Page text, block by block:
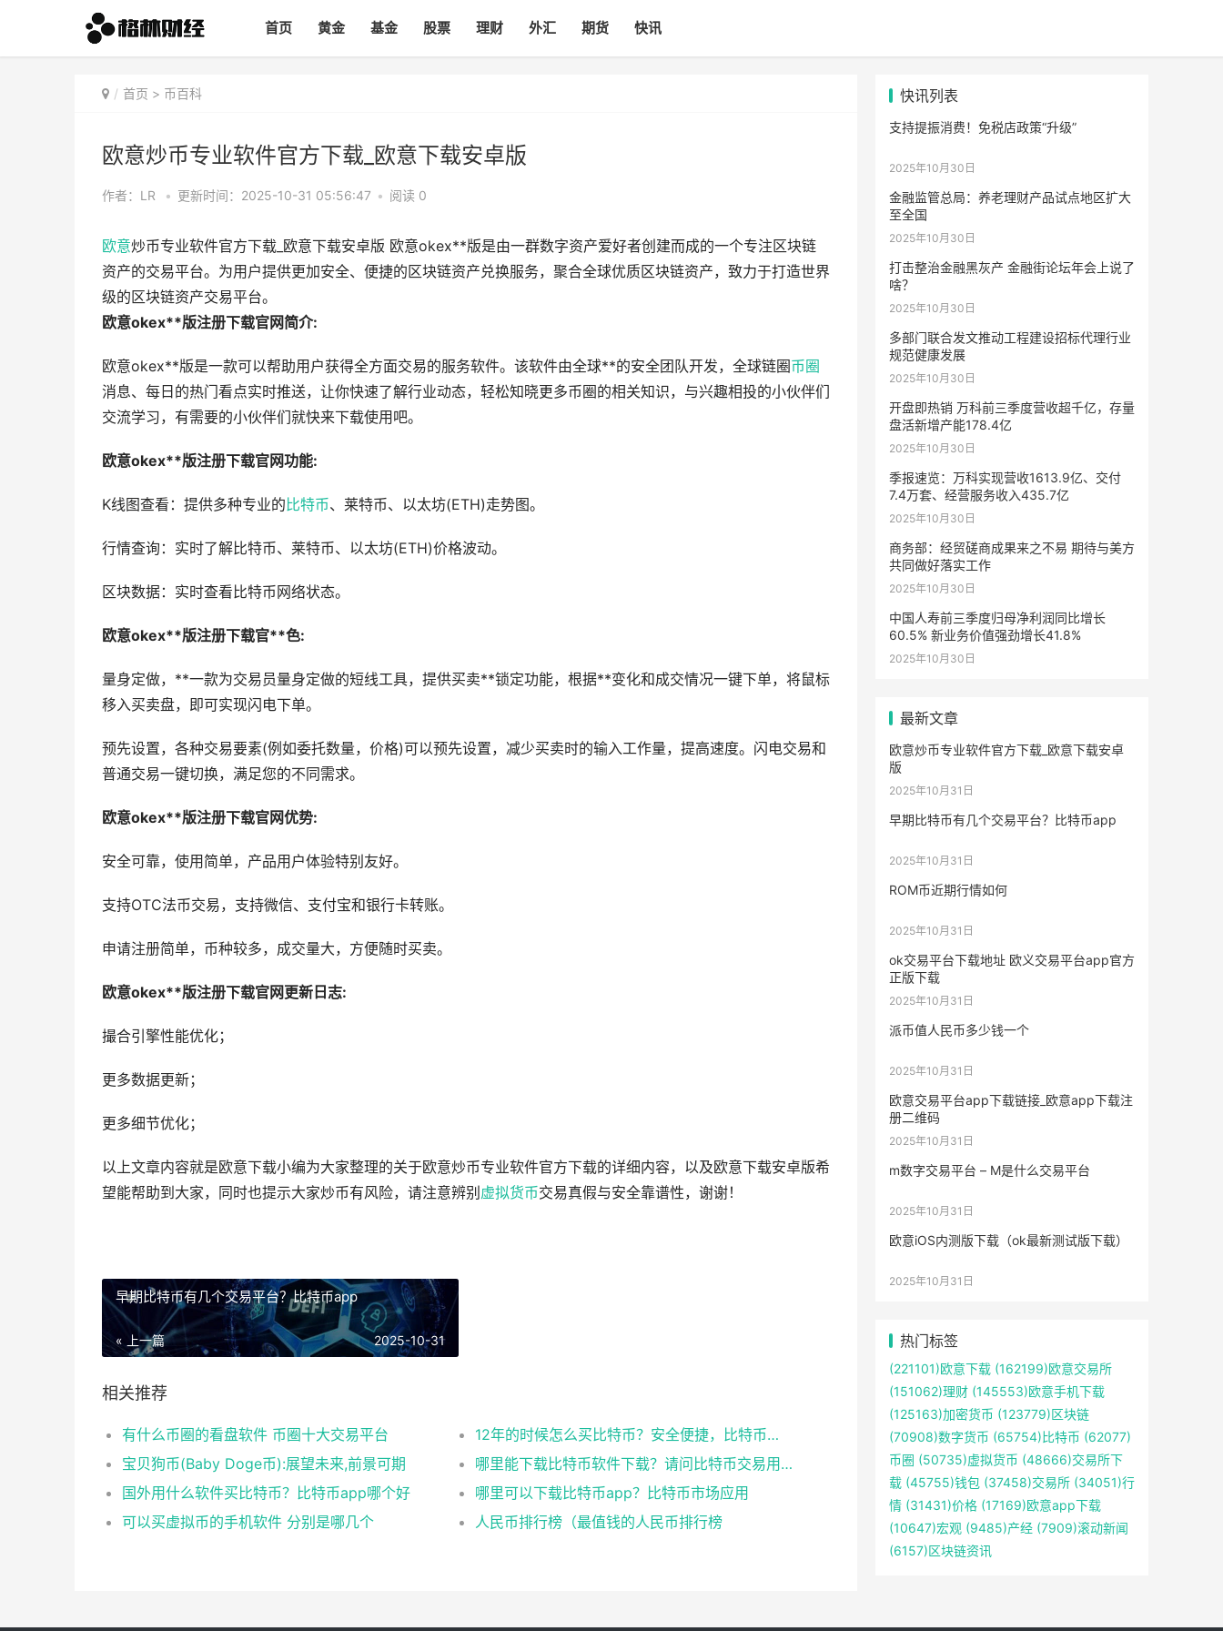
首页 黄金 基金 股票 理财 外汇 期货 快讯
首页 > 币百科
欧意炒币专业软件官方下载_欧意下载安卓版
作者：LR • 更新时间：2025-10-31 05:56:47 • 阅读 0
欧意炒币专业软件官方下载_欧意下载安卓版 欧意okex**版是由一群数字资产爱好者创建而成的一个专注区块链
资产的交易平台。为用户提供更加安全、便捷的区块链资产兑换服务，聚合全球优质区块链资产，致力于打造世界
级的区块链资产交易平台。
欧意okex**版注册下载官网简介:
欧意okex**版是一款可以帮助用户获得全方面交易的服务软件。该软件由全球**的安全团队开发，全球链圈币圈
消息、每日的热门看点实时推送，让你快速了解行业动态，轻松知晓更多币圈的相关知识，与兴趣相投的小伙伴们
交流学习，有需要的小伙伴们就快来下载使用吧。
欧意okex**版注册下载官网功能:
K线图查看：提供多种专业的 比特币、莱特币、以太坊(ETH)走势图。
行情查询：实时了解比特币、莱特币、以太坊(ETH)价格波动。
区块数据：实时查看比特币网络状态。
欧意okex**版注册下载官**色:
量身定做，**一款为交易员量身定做的短线工具，提供买卖**锁定功能，根据**变化和成交情况一键下单，将鼠标
移入买卖盘，即可实现闪电下单。
预先设置，各种交易要素(例如委托数量，价格)可以预先设置，减少买卖时的输入工作量，提高速度。闪电交易和
普通交易一键切换，满足您的不同需求。
欧意okex**版注册下载官网优势:
安全可靠，使用简单，产品用户体验特别友好。
支持OTC法币交易，支持微信、支付宝和银行卡转账。
申请注册简单，币种较多，成交量大，方便随时买卖。
欧意okex**版注册下载官网更新日志:
撮合引擎性能优化；
更多数据更新；
更多细节优化；
以上文章内容就是欧意下载小编为大家整理的关于欧意炒币专业软件官方下载的详细内容，以及欧意下载安卓版希
望能帮助到大家，同时也提示大家炒币有风险，请注意辨别 虚拟货币交易真假与安全靠谱性，谢谢！
早期比特币有几个交易平台？比特币app
« 上一篇 2025-10-31
相关推荐
有什么币圈的看盘软件 币圈十大交易平台
12年的时候怎么买比特币？安全便捷，比特币交易首选
宝贝狗币(Baby Doge币):展望未来,前景可期
哪里能下载比特币软件下载？请问比特币交易用什么软件
国外用什么软件买比特币？比特币app哪个好
哪里可以下载比特币app？比特币市场应用
可以买虚拟币的手机软件 分别是哪几个
人民币排行榜（最值钱的人民币排行榜
快讯列表
支持提振消费！免税店政策“升级”
2025年10月30日
金融监管总局：养老理财产品试点地区扩大
至全国
2025年10月30日
打击整治金融黑灰产 金融街论坛年会上说了
啥？
2025年10月30日
多部门联合发文推动工程建设招标代理行业
规范健康发展
2025年10月30日
开盘即热销 万科前三季度营收超千亿，存量
盘活新增产能178.4亿
2025年10月30日
季报速览：万科实现营收1613.9亿、交付
7.4万套、经营服务收入435.7亿
2025年10月30日
商务部：经贸磋商成果来之不易 期待与美方
共同做好落实工作
2025年10月30日
中国人寿前三季度归母净利润同比增长
60.5% 新业务价值强劲增长41.8%
2025年10月30日
最新文章
欧意炒币专业软件官方下载_欧意下载安卓
版
2025年10月31日
早期比特币有几个交易平台？比特币app
2025年10月31日
ROM币近期行情如何
2025年10月31日
ok交易平台下载地址 欧义交易平台app官方
正版下载
2025年10月31日
派币值人民币多少钱一个
2025年10月31日
欧意交易平台app下载链接_欧意app下载注
册二维码
2025年10月31日
m数字交易平台 – M是什么交易平台
2025年10月31日
欧意iOS内测版下载（ok最新测试版下载）
2025年10月31日
热门标签
(221101)欧意下载 (162199)欧意交易所
(151062)理财 (145553)欧意手机下载
(125163)加密货币 (123779)区块链
(70908)数字货币 (65754)比特币 (62077)
币圈 (50735)虚拟货币 (48666)交易所下
载 (45755)钱包 (37458)交易所 (34051)行
情 (31431)价格 (17169)欧意app下载
(10647)宏观 (9485)产经 (7909)滚动新闻
(6157)区块链资讯